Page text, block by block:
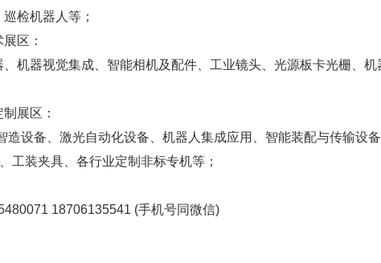
检机器人等；
区：
、机器视觉集成、智能相机及配件、工业镜头、光源板卡光栅、
展区：
造设备、激光自动化设备、机器人集成应用、智能装配与传输设
工装夹具、各行业定制非标专机等；
18706135541 (手机号同微信)